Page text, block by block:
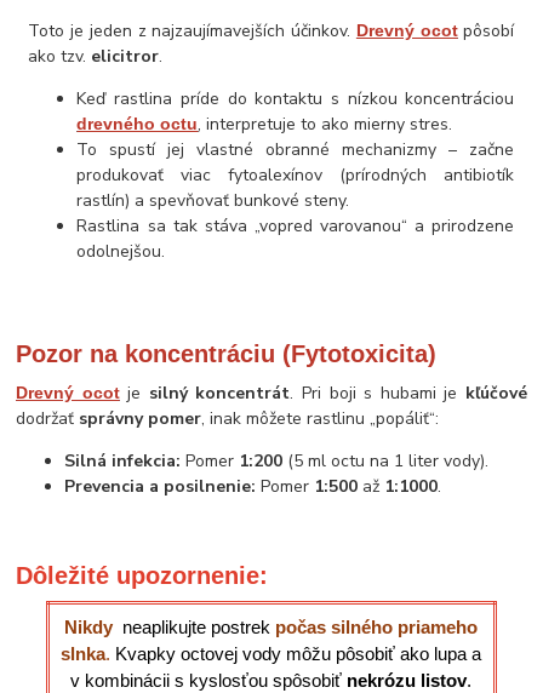
Toto je jeden z najzaujímavejších účinkov. Drevný ocotpôsobí
ako tzv. elicitror.
Keď rastlina príde do kontaktu s nízkou koncentráciou
drevného octu, interpretuje to ako mierny stres.
To spustí jej vlastné obranné mechanizmy – začne
produkovať viac fytoalexínov (prírodných antibiotík
rastlín) a spevňovať bunkové steny.
Rastlina sa tak stáva „vopred varovanou“ a prirodzene
odolnejšou.
Pozor na koncentráciu (Fytotoxicita)
Drevný ocotje silný koncentrát. Pri boji s hubami je kľúčové
dodržať správny pomer, inak môžete rastlinu „popáliť“:
Silná infekcia: Pomer 1:200 (5 ml octu na 1 liter vody).
Prevencia a posilnenie: Pomer 1:500 až 1:1000.
Dôležité upozornenie:
Nikdy neaplikujte postrek počas silného priameho
slnka. Kvapky octovej vody môžu pôsobiť ako lupa a
v kombinácii s kyslosťou spôsobiť nekrózu listov.